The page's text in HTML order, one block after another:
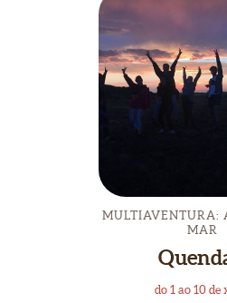
MULTIAVENTURA:
MAR
do 1 ao 10 de